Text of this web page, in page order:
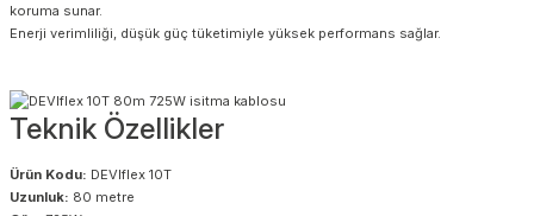
koruma sunar.
Enerji verimliliği, düşük güç tüketimiyle yüksek performans sağlar.
Teknik Özellikler
Ürün Kodu: DEVIflex 10T
Uzunluk: 80 metre